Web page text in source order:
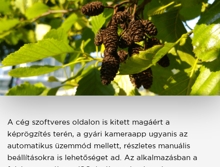
A cég szoftveres oldalon is kitett magáért a
képrögzítés terén, a gyári kameraapp ugyanis az
automatikus üzemmód mellett, részletes manuális
beállításokra is lehetőséget ad. Az alkalmazásban a